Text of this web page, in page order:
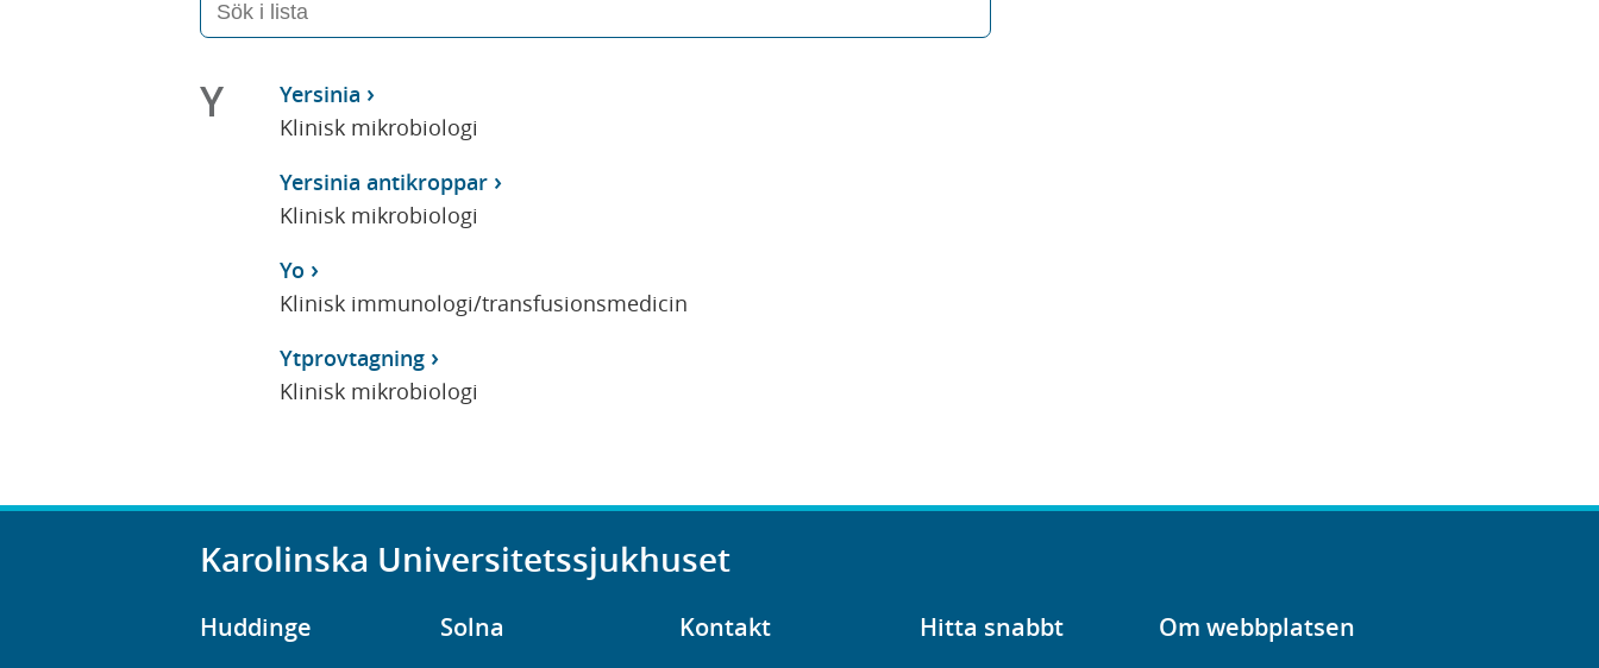
Y
Yersinia
Klinisk mikrobiologi
Yersinia antikroppar
Klinisk mikrobiologi
Yo
Klinisk immunologi/transfusionsmedicin
Ytprovtagning
Klinisk mikrobiologi
Karolinska Universitetssjukhuset
Huddinge Solna Kontakt Hitta snabbt Om webbplatsen